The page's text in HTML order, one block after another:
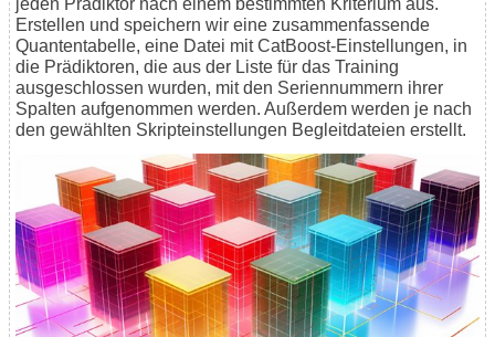
jeden Prädiktor nach einem bestimmten Kriterium aus.
Erstellen und speichern wir eine zusammenfassende
Quantentabelle, eine Datei mit CatBoost-Einstellungen, in
die Prädiktoren, die aus der Liste für das Training
ausgeschlossen wurden, mit den Seriennummern ihrer
Spalten aufgenommen werden. Außerdem werden je nach
den gewählten Skripteinstellungen Begleitdateien erstellt.